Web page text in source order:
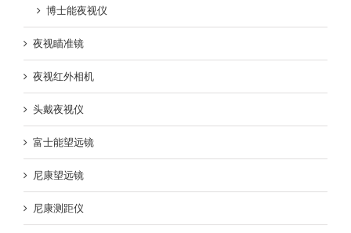
博士能夜视仪
夜视瞄准镜
夜视红外相机
头戴夜视仪
富士能望远镜
尼康望远镜
尼康测距仪